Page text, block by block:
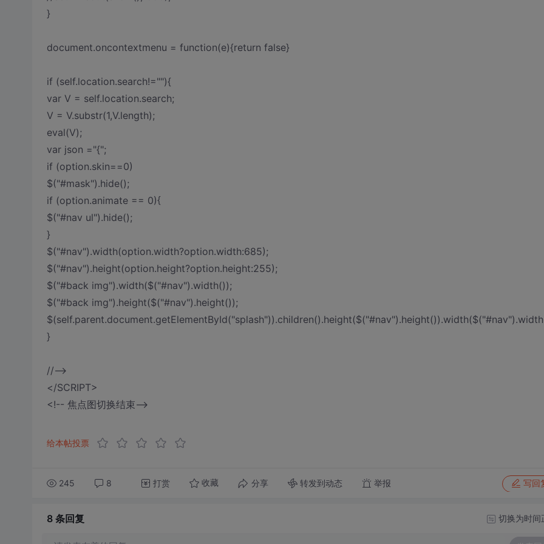
}
document.oncontextmenu = function(e){return false}
if (self.location.search!=""){
var V = self.location.search;
V = V.substr(1,V.length);
eval(V);
var json ="{";
if (option.skin==0)
$("#mask").hide();
if (option.animate == 0){
$("#nav ul").hide();
}
$("#nav").width(option.width?option.width:685);
$("#nav").height(option.height?option.height:255);
$("#back img").width($("#nav").width());
$("#back img").height($("#nav").height());
}
//-->
</SCRIPT>
<!-- 焦点图切换结束-->
给本帖投票
245 8 打赏 收藏 分享 转发到动态 举报 写回
8 条回复 切换为时间